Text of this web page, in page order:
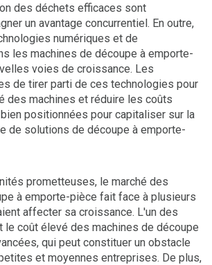
des déchets efficaces sont
un avantage concurrentiel. En outre,
numériques et de
les machines de découpe à emporte-
voies de croissance. Les
de tirer parti de ces technologies pour
des machines et réduire les coûts
positionnées pour capitaliser sur la
de solutions de découpe à emporte-
prometteuses, le marché des
à emporte-pièce fait face à plusieurs
affecter sa croissance. L'un des
le coût élevé des machines de découpe
qui peut constituer un obstacle
et moyennes entreprises. De plus,